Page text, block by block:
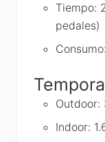
Tiempo:
pedales)
Outdoor:
Indoor: